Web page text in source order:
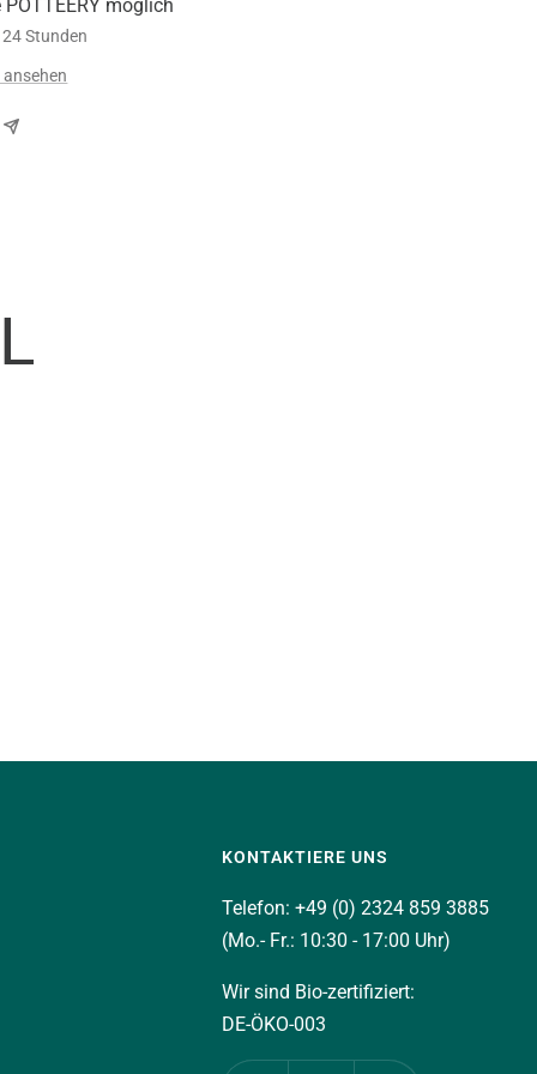
möglich
Stunden
KONTAKTIERE UNS
Telefon: +49 (0) 2324 859 3885
(Mo.- Fr.: 10:30 - 17:00 Uhr)
Wir sind Bio-zertifiziert:
DE-ÖKO-003